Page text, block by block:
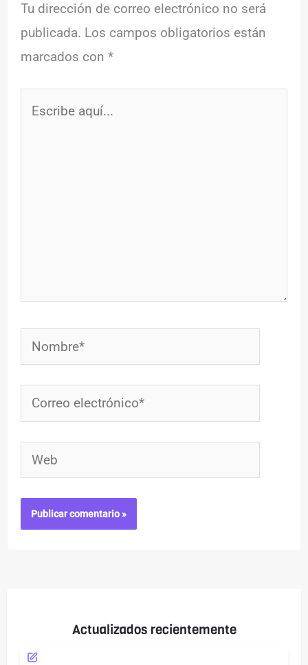
Actualizados recientemente
Tu dirección de correo electrónico no será
publicada. Los campos obligatorios están
marcados con*
Nombre*
Correo
electrónico*
Web